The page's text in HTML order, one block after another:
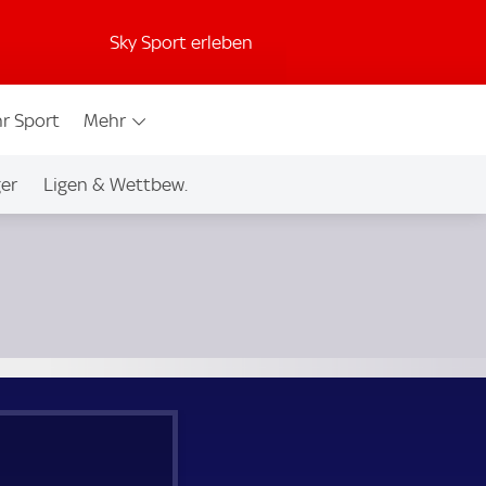
Sky Sport erleben
Sport Mehr
Ligen & Wettbew.